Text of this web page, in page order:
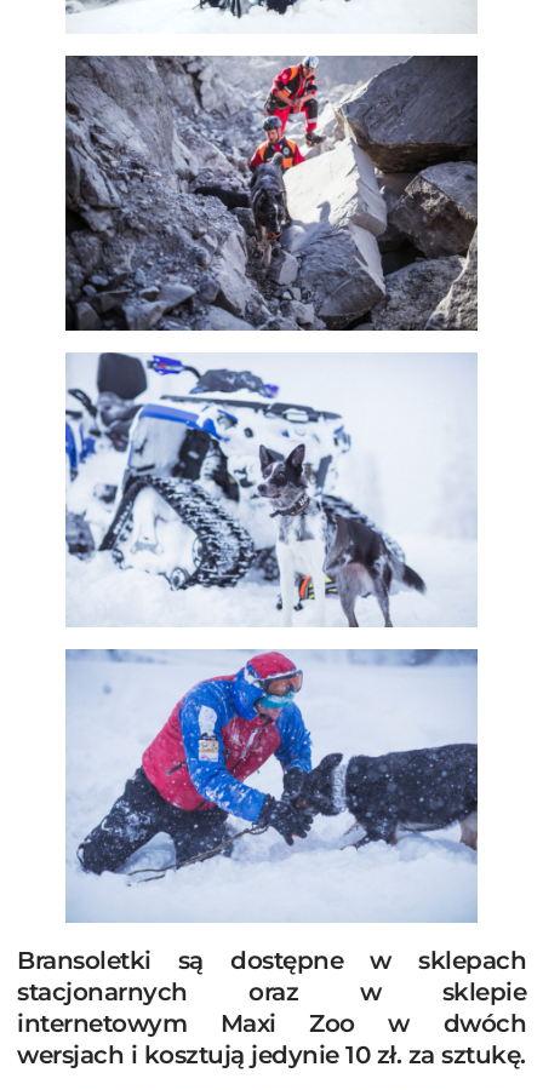
Bransoletki są dostępne w sklepach
stacjonarnych oraz w sklepie
internetowym Maxi Zoo w dwóch
wersjach i kosztują jedynie 10 zł. za sztukę.